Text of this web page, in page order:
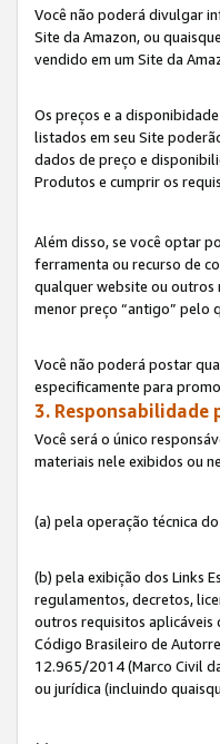
Você não poderá divulgar
Site da Amazon, ou
vendido em um Site da
Os preços e a
listados em seu Site
dados de preço e
Produtos e cumprir os
Além disso, se você optar
ferramenta ou recurso de
qualquer website ou outros
menor preço “antigo” pelo
Você não poderá postar
especificamente para
3. Responsabilidade
Você será o único
materiais nele exibidos ou
(a) pela operação técnica
(b) pela exibição dos Links
regulamentos, decretos,
outros requisitos aplicáveis
Código Brasileiro de
12.965/2014 (Marco Civil
ou jurídica (incluindo